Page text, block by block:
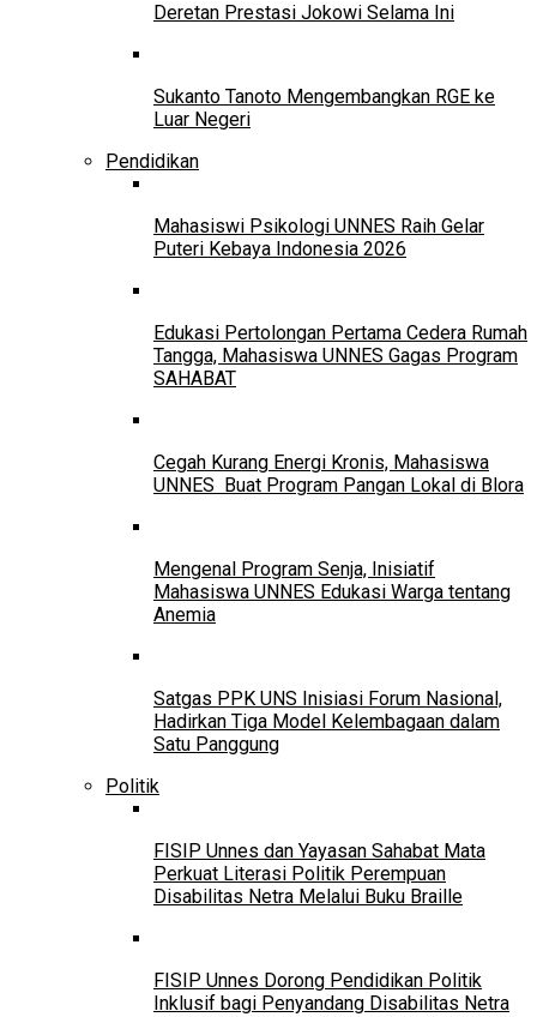
Deretan Prestasi Jokowi Selama Ini
Sukanto Tanoto Mengembangkan RGE ke
Luar Negeri
Pendidikan
Mahasiswi Psikologi UNNES Raih Gelar
Puteri Kebaya Indonesia 2026
Edukasi Pertolongan Pertama Cedera Rumah
Tangga, Mahasiswa UNNES Gagas Program
SAHABAT
Cegah Kurang Energi Kronis, Mahasiswa
UNNES Buat Program Pangan Lokal di Blora
Mengenal Program Senja, Inisiatif
Mahasiswa UNNES Edukasi Warga tentang
Anemia
Satgas PPK UNS Inisiasi Forum Nasional,
Hadirkan Tiga Model Kelembagaan dalam
Satu Panggung
Politik
FISIP Unnes dan Yayasan Sahabat Mata
Perkuat Literasi Politik Perempuan
Disabilitas Netra Melalui Buku Braille
FISIP Unnes Dorong Pendidikan Politik
Inklusif bagi Penyandang Disabilitas Netra